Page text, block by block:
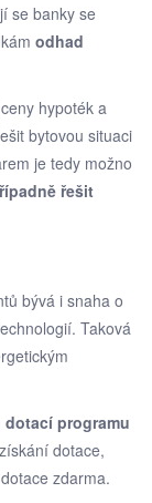
se banky se
odhad
hypoték a
bytovou situaci
je tedy možno
řešit
bývá i snaha o
Taková
programu
dotace,
zdarma.